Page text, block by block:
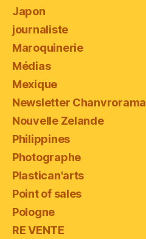
Japon
journaliste
Maroquinerie
Médias
Mexique
Newsletter Chanvrorama
Nouvelle Zelande
Philippines
Photographe
Plastican'arts
Point of sales
Pologne
RE VENTE